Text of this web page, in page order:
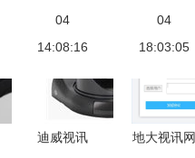
300 专业办
公通话的新
04
14:08:16
安全检查设
备与视讯会
列表
04
18:03:05
迪威视讯
地大视讯网